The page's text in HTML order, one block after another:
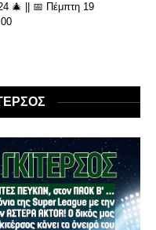
🎄 || 📅 Πέμπτη 19